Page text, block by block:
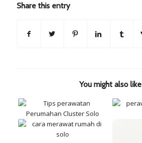
Share this entry
You might also like